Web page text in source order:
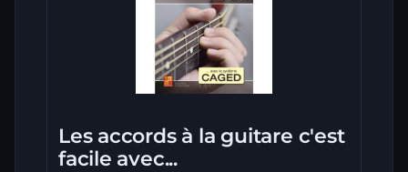
Les accords à la guitare c'est
facile avec...